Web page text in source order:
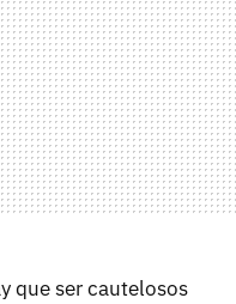
que ser cautelosos